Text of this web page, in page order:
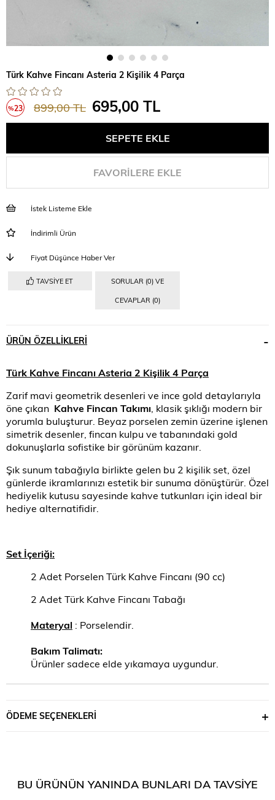
Türk Kahve Fincanı Asteria 2 Kişilik 4 Parça
%23 899,00 TL 695,00 TL
FAVORILERE EKLE
İstek Listeme Ekle
İndirimli Ürün
Fiyat Düşünce Haber Ver
TAVSIYE ET SORULAR (0) VE
CEVAPLAR (0)
ÜRÜN ÖZELLIKLERI
Türk Kahve Fincanı Asteria 2 Kişilik 4 Parça
Zarif mavi geometrik desenleri ve ince gold detaylarıyla
öne çıkan Kahve Fincan Takımı , klasik şıklığı modern bir
yorumla buluşturur. Beyaz porselen zemin üzerine işlenen
simetrik desenler, fincan kulpu ve tabanındaki gold
dokunuşlarla sofistike bir görünüm kazanır.
Şık sunum tabağıyla birlikte gelen bu 2 kişilik set, özel
günlerde ikramlarınızı estetik bir sunuma dönüştürür. Özel
hediyelik kutusu sayesinde kahve tutkunları için ideal bir
hediye alternatifidir.
Set İçeriği:
2 Adet Porselen Türk Kahve Fincanı (90 cc)
2 Adet Türk Kahve Fincanı Tabağı
Materyal : Porselendir.
Bakım Talimatı:
Ürünler sadece elde yıkamaya uygundur.
ÖDEME SEÇENEKLERI
BU ÜRÜNÜN YANINDA BUNLARI DA TAVSIYE